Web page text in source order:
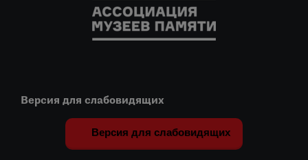
Версия для слабовидящих
Версия для слабовидящих